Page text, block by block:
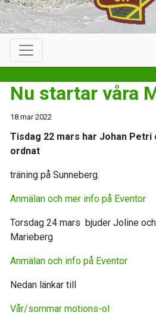
Nu startar våra
18 mar 2022
Tisdag 22 mars har Johan Petri
ordnat
träning på Sunneberg.
Anmälan och mer info på Eventor
Torsdag 24 mars bjuder Joline
Marieberg
Anmälan och info på Eventor
Nedan länkar till
Vår/sommar motions-ol